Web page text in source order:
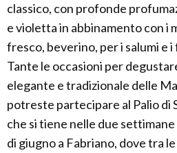
classico, con profonde
e violetta in abbinamento con i
fresco, beverino, per i salumi e
Tante le occasioni per
elegante e tradizionale delle
potreste partecipare al Palio di
che si tiene nelle due
di giugno a Fabriano, dove tra